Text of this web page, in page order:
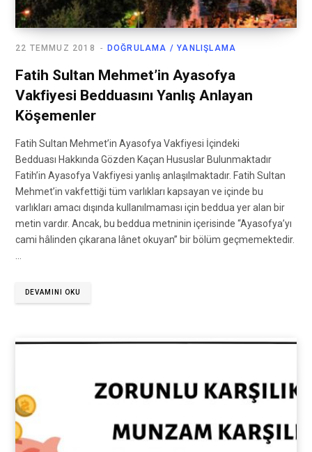
DOĞRULAMA / YANLIŞLAMA
22 TEMMUZ 2018
Fatih Sultan Mehmet’in Ayasofya
Vakfiyesi Bedduasını Yanlış Anlayan
Köşemenler
Fatih Sultan Mehmet’in Ayasofya Vakfiyesi İçindeki
Bedduası Hakkında Gözden Kaçan Hususlar Bulunmaktadır
Fatih’in Ayasofya Vakfiyesi yanlış anlaşılmaktadır. Fatih Sultan
Mehmet’in vakfettiği tüm varlıkları kapsayan ve içinde bu
varlıkları amacı dışında kullanılmaması için beddua yer alan bir
metin vardır. Ancak, bu beddua metninin içerisinde “Ayasofya’yı
cami hâlinden çıkarana lânet okuyan” bir bölüm geçmemektedir.
DEVAMINI OKU